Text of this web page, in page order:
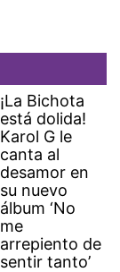
¡La Bichota
está dolida!
Karol G le
canta al
desamor en
su nuevo
álbum ‘No
me
arrepiento de
sentir tanto’